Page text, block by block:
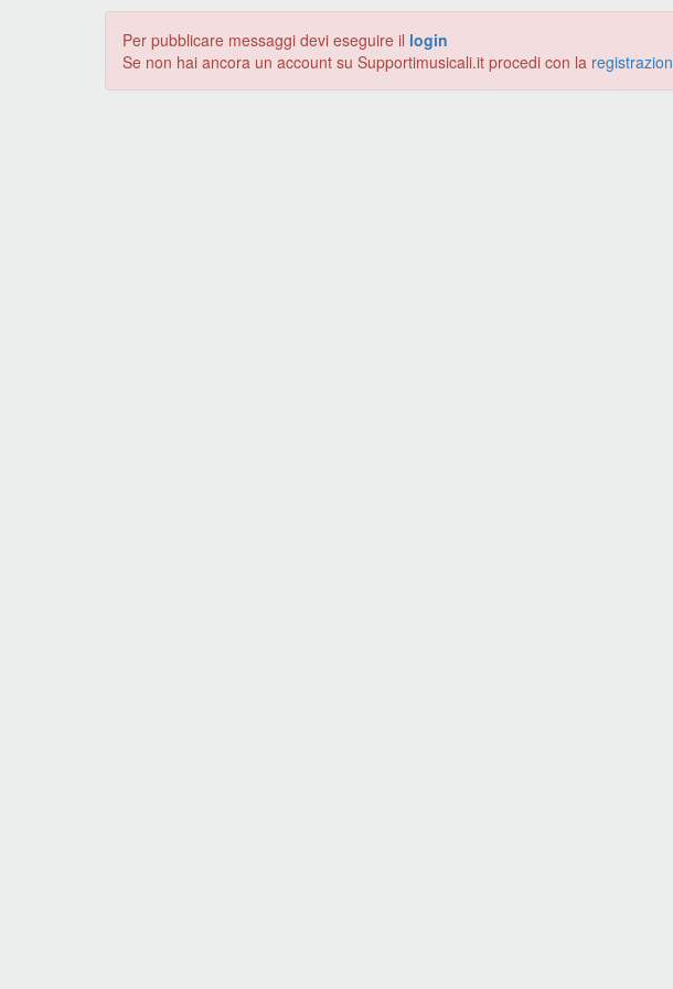
Per pubblicare messaggi devi eseguire il login
Se non hai ancora un account su Supportimusicali.it procedi con la